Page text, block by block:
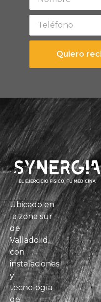
Quiero
Ubicado en
la zona sur
de
Valladolid,
con
instalaciones
y
tecnología
de